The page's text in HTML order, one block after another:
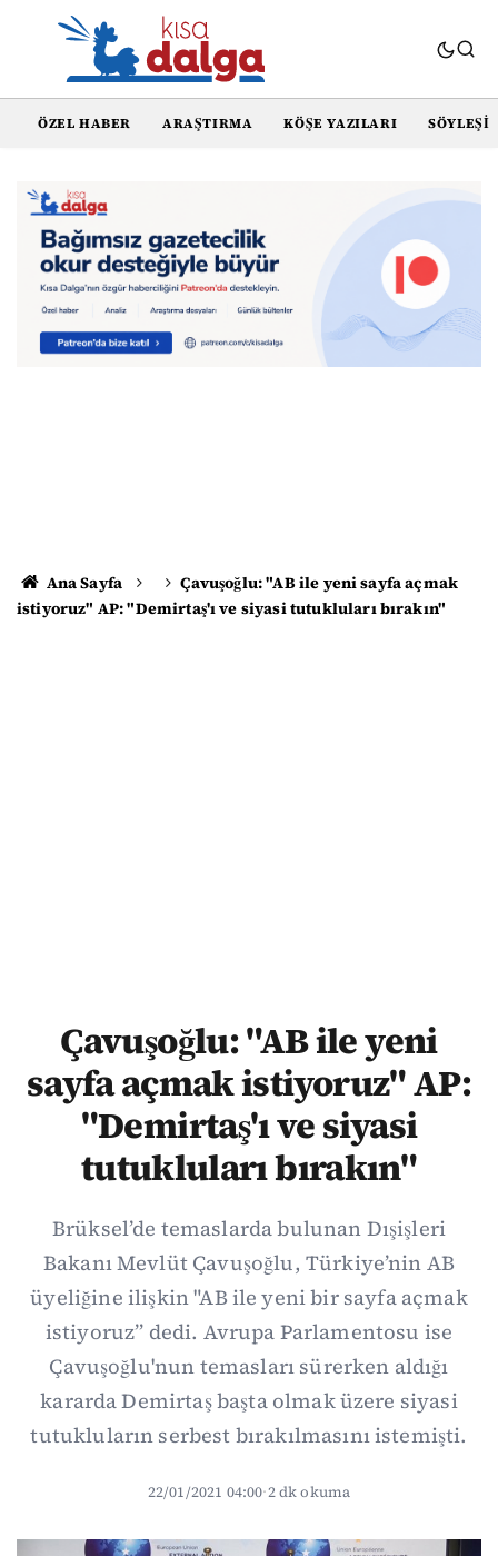
ÖZEL HABER ARAŞTIRMA KÖŞE YAZILARI SÖYLEŞI
Ana Sayfa
Çavuşoğlu: "AB ile yeni sayfa açmak
istiyoruz" AP: "Demirtaş'ı ve siyasi tutukluları bırakın"
Çavuşoğlu: "AB ile yeni
sayfa açmak istiyoruz" AP:
"Demirtaş'ı ve siyasi
tutukluları bırakın"
Brüksel’de temaslarda bulunan Dışişleri
Bakanı Mevlüt Çavuşoğlu, Türkiye’nin AB
üyeliğine ilişkin "AB ile yeni bir sayfa açmak
istiyoruz” dedi. Avrupa Parlamentosu ise
Çavuşoğlu'nun temasları sürerken aldığı
kararda Demirtaş başta olmak üzere siyasi
tutukluların serbest bırakılmasını istemişti.
22/01/2021 04:00·2 dk okuma